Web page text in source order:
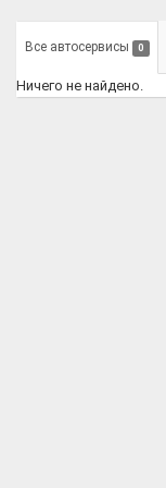
Все автосервисы 0
Ничего не найдено.